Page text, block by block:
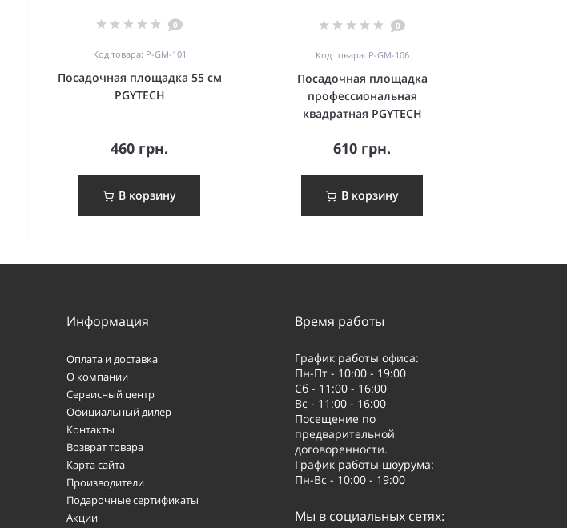
0
Код товара: P-GM-101
Посадочная площадка 55 см
PGYTECH
460 грн.
В корзину
0
Код товара: P-GM-106
Посадочная площадка
профессиональная
квадратная PGYTECH
610 грн.
В корзину
Информация
Оплата и доставка
О компании
Сервисный центр
Официальный дилер
Контакты
Возврат товара
Карта сайта
Производители
Подарочные сертификаты
Акции
Время работы
График работы офиса:
Пн-Пт - 10:00 - 19:00
Сб - 11:00 - 16:00
Вс - 11:00 - 16:00
Посещение по
предварительной
договоренности.
График работы шоурума:
Пн-Вс - 10:00 - 19:00
Мы в социальных сетях: